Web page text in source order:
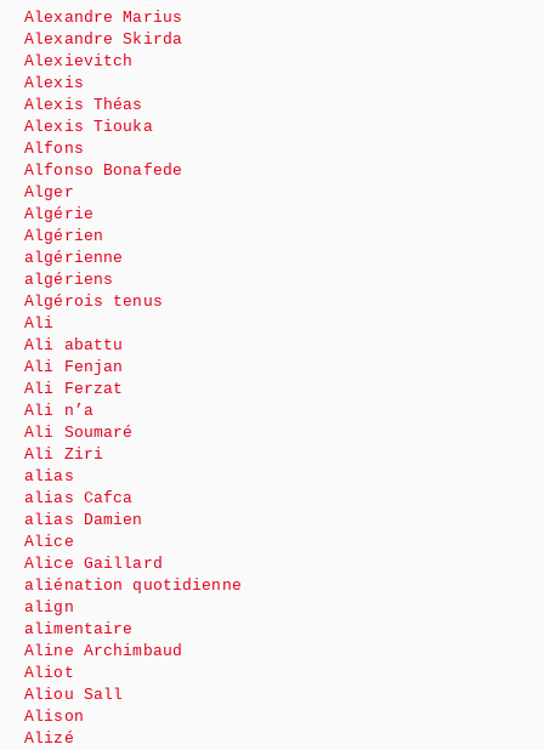
Alexandre Marius
Alexandre Skirda
Alexievitch
Alexis
Alexis Théas
Alexis Tiouka
Alfons
Alfonso Bonafede
Alger
Algérie
Algérien
algérienne
algériens
Algérois tenus
Ali
Ali abattu
Ali Fenjan
Ali Ferzat
Ali n’a
Ali Soumaré
Ali Ziri
alias
alias Cafca
alias Damien
Alice
Alice Gaillard
aliénation quotidienne
align
alimentaire
Aline Archimbaud
Aliot
Aliou Sall
Alison
Alizé